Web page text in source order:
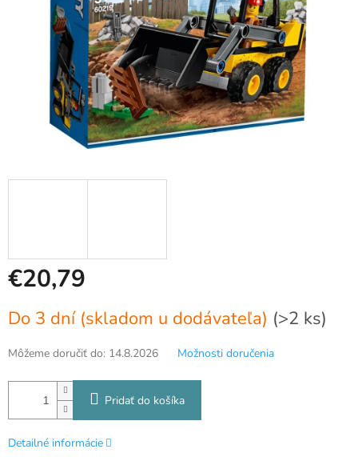
€20,79
cena:
Do 3 dní (skladom u dodávateľa) (>2 ks)
Môžeme doručiť do: 14.8.2026 Možnosti doručenia
Pridať do košíka
Detailné informácie